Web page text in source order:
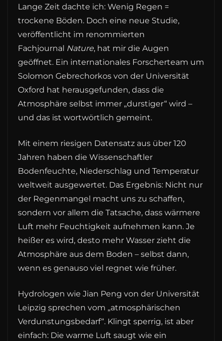
Lange Zeit dachte ich: Wenig Regen =
trockene Böden. Doch eine neue Studie,
veröffentlicht im renommierten
Fachjournal Nature, hat mir die Augen
geöffnet. Ein internationales Forscherteam um
Solomon Gebrechorkos von der Universität
Oxford hat herausgefunden, dass die
Atmosphäre selbst immer „durstiger“ wird –
und das ist wortwörtlich gemeint.
Mit einem riesigen Datensatz aus über 120
Jahren haben die Wissenschaftler
Bodenfeuchte, Niederschlag und Temperatur
weltweit ausgewertet. Das Ergebnis: Nicht nur
der Regenmangel macht uns zu schaffen,
sondern vor allem die Tatsache, dass wärmere
Luft mehr Feuchtigkeit aufnehmen kann. Je
heißer es wird, desto mehr Wasser zieht die
Atmosphäre aus dem Boden – selbst dann,
wenn es genauso viel regnet wie früher.
Hydrologen wie Jian Peng von der Universität
Leipzig sprechen vom „atmosphärischen
Verdunstungsbedarf“. Klingt sperrig, ist aber
einfach: Die warme Luft saugt wie ein